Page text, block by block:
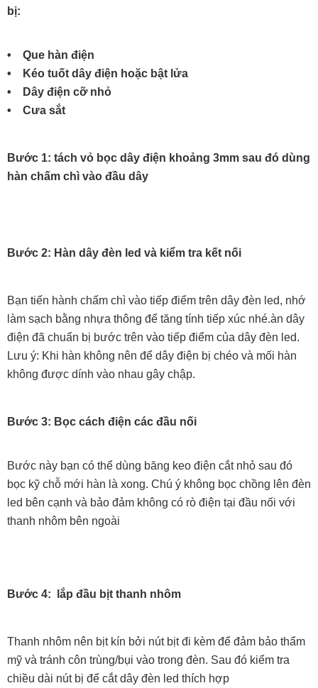
bị:
• Que hàn điện
• Kéo tuốt dây điện hoặc bật lửa
• Dây điện cỡ nhỏ
• Cưa sắt
Bước 1: tách vỏ bọc dây điện khoảng 3mm sau đó dùng
hàn chấm chì vào đầu dây
Bước 2: Hàn dây đèn led và kiểm tra kết nối
Bạn tiến hành chấm chì vào tiếp điểm trên dây đèn led, nhớ
làm sạch bằng nhựa thông để tăng tính tiếp xúc nhé.àn dây
điện đã chuẩn bị bước trên vào tiếp điểm của dây đèn led.
Lưu ý: Khi hàn không nên để dây điện bị chéo và mối hàn
không được dính vào nhau gây chập.
Bước 3: Bọc cách điện các đầu nối
Bước này bạn có thể dùng băng keo điện cắt nhỏ sau đó
bọc kỹ chỗ mới hàn là xong. Chú ý không bọc chồng lên đèn
led bên cạnh và bảo đảm không có rò điện tại đầu nối với
thanh nhôm bên ngoài
Bước 4: lắp đầu bịt thanh nhôm
Thanh nhôm nên bịt kín bởi nút bịt đi kèm để đảm bảo thẩm
mỹ và tránh côn trùng/bụi vào trong đèn. Sau đó kiểm tra
chiều dài nút bị để cắt dây đèn led thích hợp